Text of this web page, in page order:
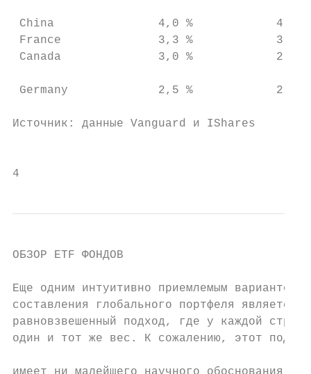
China               4,0 %            4,0 %
France              3,3 %            3,2 %
Canada              3,0 %            2,6 %
Germany             2,5 %            2,6 %
Источник: данные Vanguard и IShares
4
ОБЗОР ETF ФОНДОВ
Еще одним интуитивно приемлемым
составления глобального портфеля
равновзвешенный подход, где у каждой
один и тот же вес. К сожалению, этот